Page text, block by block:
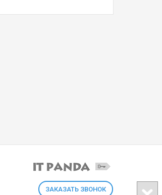
ЗАКАЗАТЬ ЗВОНОК